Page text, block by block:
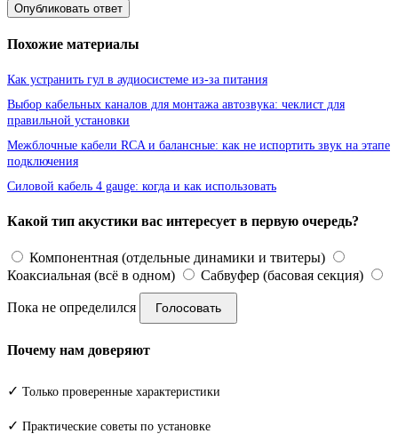
Опубликовать ответ
Похожие материалы
Как устранить гул в аудиосистеме из-за питания
Выбор кабельных каналов для монтажа автозвука: чеклист для
правильной установки
Межблочные кабели RCA и балансные: как не испортить звук на этапе
подключения
Силовой кабель 4 gauge: когда и как использовать
Какой тип акустики вас интересует в первую очередь?
Компонентная (отдельные динамики и твитеры)
Коаксиальная (всё в одном)
Сабвуфер (басовая секция)
Пока не определился Голосовать
Почему нам доверяют
✓ Только проверенные характеристики
✓ Практические советы по установке